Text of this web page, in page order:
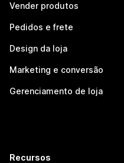
Vender produtos
Pedidos e frete
Design da loja
Marketing e conversão
Gerenciamento de loja
Recursos